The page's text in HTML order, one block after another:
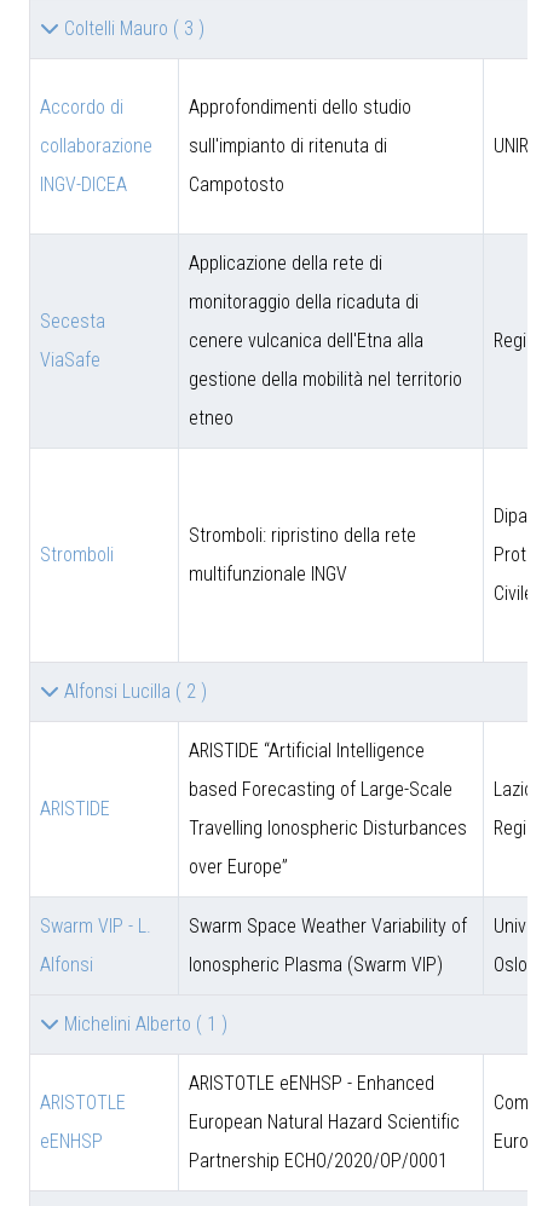
Coltelli Mauro ( 3 )
Accordo di
collaborazione
INGV-DICEA
Approfondimenti dello studio
sull'impianto di ritenuta di
Campotosto
Secesta
ViaSafe
Applicazione della rete di
monitoraggio della ricaduta di
cenere vulcanica dell'Etna alla
gestione della mobilità nel territorio
etneo
Stromboli
Stromboli: ripristino della rete
multifunzionale INGV
Civile
Alfonsi Lucilla ( 2 )
ARISTIDE
ARISTIDE “Artificial Intelligence
based Forecasting of Large-Scale
Travelling Ionospheric Disturbances
over Europe”
Lazio
Swarm VIP - L.
Alfonsi
Swarm Space Weather Variability of
Ionospheric Plasma (Swarm VIP)
Oslo
Michelini Alberto ( 1 )
ARISTOTLE
eENHSP
ARISTOTLE eENHSP - Enhanced
European Natural Hazard Scientific
Partnership ECHO/2020/OP/0001